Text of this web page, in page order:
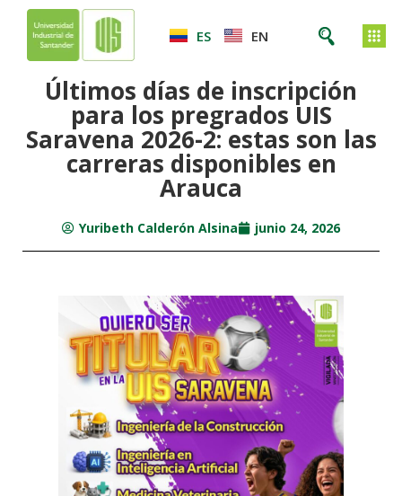
ES EN
Últimos días de inscripción
para los pregrados UIS
Saravena 2026-2: estas son las
carreras disponibles en
Arauca
Yuribeth Calderón Alsina junio 24, 2026